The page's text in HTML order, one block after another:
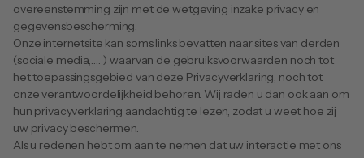
overeenstemming zijn met de wetgeving inzake privacy en
gegevensbescherming.
Onze internetsite kan soms links bevatten naar sites van derden
(sociale media,…. ) waarvan de gebruiksvoorwaarden noch tot
het toepassingsgebied van deze Privacyverklaring, noch tot
onze verantwoordelijkheid behoren. Wij raden u dan ook aan om
hun privacyverklaring aandachtig te lezen, zodat u weet hoe zij
uw privacy beschermen.
Als u redenen hebt om aan te nemen dat uw interactie met ons